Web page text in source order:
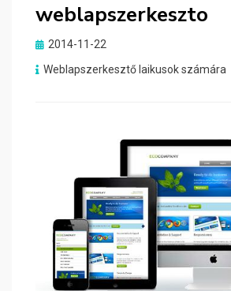
weblapszerkeszto
Posted
2014-11-22
Weblapszerkesztő laikusok számára